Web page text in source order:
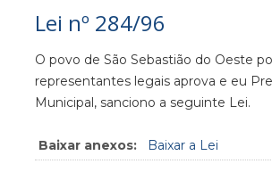
Lei nº 284/96
O povo de São Sebastião do Oeste
representantes legais aprova e eu
Municipal, sanciono a seguinte Lei.
Baixar anexos: Baixar a Lei